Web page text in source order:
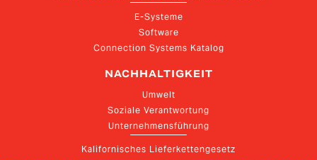
E-Systeme
Software
Connection Systems Katalog
NACHHALTIGKEIT
Umwelt
Soziale Verantwortung
Unternehmensführung
Kalifornisches Lieferkettengesetz